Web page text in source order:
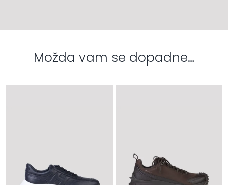
Možda vam se dopadne…